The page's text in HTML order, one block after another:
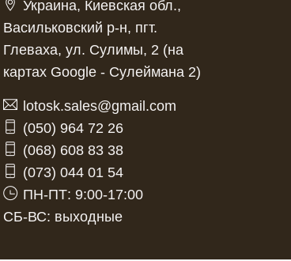
Украина, Киевская обл.,
Васильковский р-н, пгт.
Глеваха, ул. Сулимы, 2 (на
картах Google - Сулеймана 2)
lotosk.sales@gmail.com
(050) 964 72 26
(068) 608 83 38
(073) 044 01 54
ПН-ПТ: 9:00-17:00
СБ-ВС: выходные